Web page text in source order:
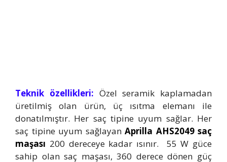
Teknik özellikleri: Özel seramik kaplamadan
üretilmiş olan ürün, üç ısıtma elemanı ile
donatılmıştır. Her saç tipine uyum sağlar. Her
saç tipine uyum sağlayan Aprilla AHS2049 saç
maşası 200 dereceye kadar ısınır. 55 W güce
sahip olan saç maşası, 360 derece dönen güç